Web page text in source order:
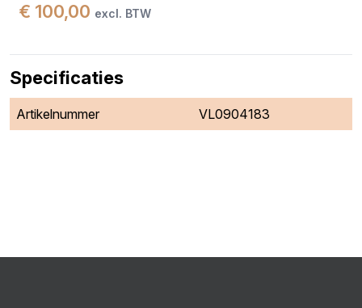
€ 100,00 excl. BTW
Specificaties
Artikelnummer VL0904183